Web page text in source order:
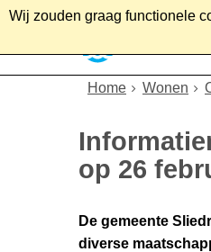
Wij zouden graag functionele
Home Wonen
op 26
De gemeente
diverse